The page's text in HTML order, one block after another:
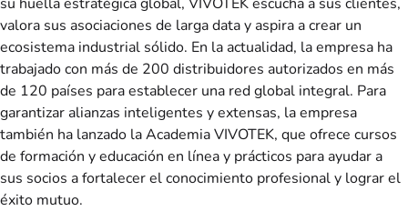
valora sus asociaciones de larga data y aspira a crear un
ecosistema industrial sólido. En la actualidad, la empresa ha
trabajado con más de 200 distribuidores autorizados en más
de 120 países para establecer una red global integral. Para
garantizar alianzas inteligentes y extensas, la empresa
también ha lanzado la Academia VIVOTEK, que ofrece cursos
de formación y educación en línea y prácticos para ayudar a
sus socios a fortalecer el conocimiento profesional y lograr el
éxito mutuo.